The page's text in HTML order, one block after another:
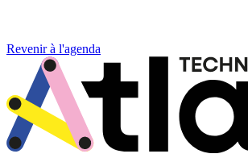
Revenir à l'agenda